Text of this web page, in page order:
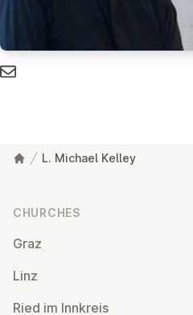
L. Michael Kelley
CHURCHES
Graz
Linz
Ried im Innkreis